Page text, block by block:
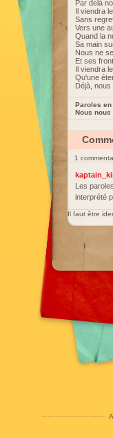
Par delà
Il viendra
Sans
Vers une
Quand la
Sa main
Nous ne
Et ses
Il viendra
Qu'une
Déjà, nous
Paroles en
Nous
1
Les
interprété
Il faut être